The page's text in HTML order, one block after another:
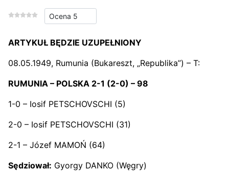
Proszę, oceń
ARTYKUŁ BĘDZIE UZUPEŁNIONY
08.05.1949, Rumunia (Bukareszt, „Republika”) – T:
RUMUNIA – POLSKA 2-1 (2-0) – 98
1-0 – Iosif PETSCHOVSCHI (5)
2-0 – Iosif PETSCHOVSCHI (31)
2-1 – Józef MAMOŃ (64)
Sędziował: Gyorgy DANKO (Węgry)